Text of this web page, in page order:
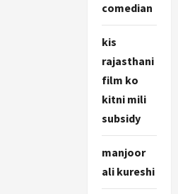
comedian
kis
rajasthani
film ko
kitni mili
subsidy
manjoor
ali kureshi